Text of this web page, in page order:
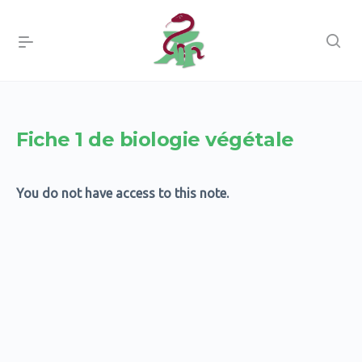
Fiche 1 de biologie végétale
You do not have access to this note.